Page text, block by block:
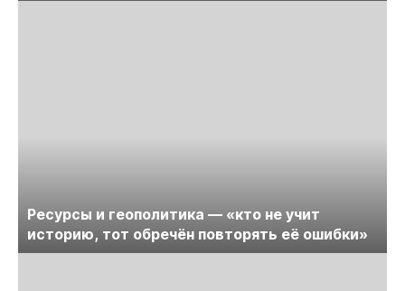
Ресурсы и геополитика — «кто не учит
историю, тот обречён повторять её ошибки»